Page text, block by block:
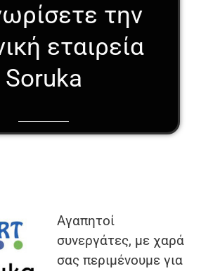
την
εταιρεία
Soruka
Αγαπητοί
συνεργάτες, με χαρά
σας περιμένουμε για